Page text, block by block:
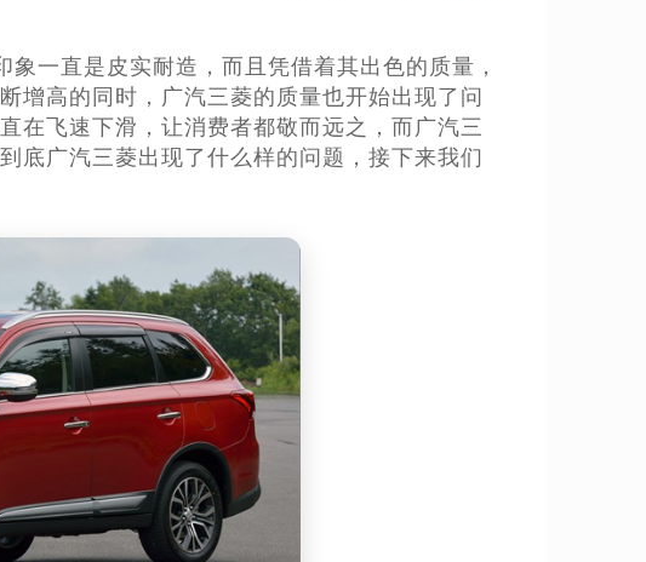
一直是皮实耐造，而且凭借着其出色的质量，
增高的同时，广汽三菱的质量也开始出现了问
在飞速下滑，让消费者都敬而远之，而广汽三
底广汽三菱出现了什么样的问题，接下来我们